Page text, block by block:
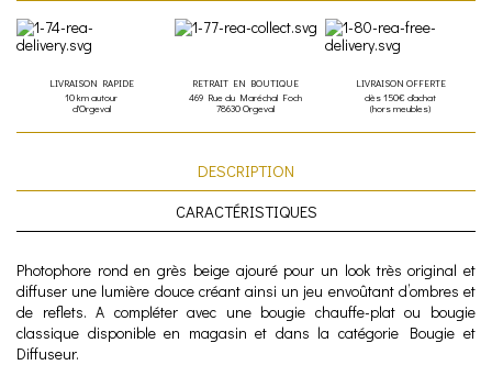
LIVRAISON RAPIDE
10 km autour
d'Orgeval
RETRAIT EN BOUTIQUE
469 Rue du Maréchal Foch
78630 Orgeval
LIVRAISON OFFERTE
dès 150€ d'achat
(hors meubles)
DESCRIPTION
CARACTÉRISTIQUES
Photophore rond en grès beige ajouré pour un look très original et
diffuser une lumière douce créant ainsi un jeu envoûtant d’ombres et
de reflets. A compléter avec une bougie chauffe-plat ou bougie
classique disponible en magasin et dans la catégorie Bougie et
Diffuseur.